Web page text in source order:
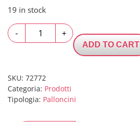
19 in stock
-
Palloncini
12"
Celesti
quantity
+
ADD TO CART
SKU: 72772
Categoria: Prodotti
Tipologia: Palloncini